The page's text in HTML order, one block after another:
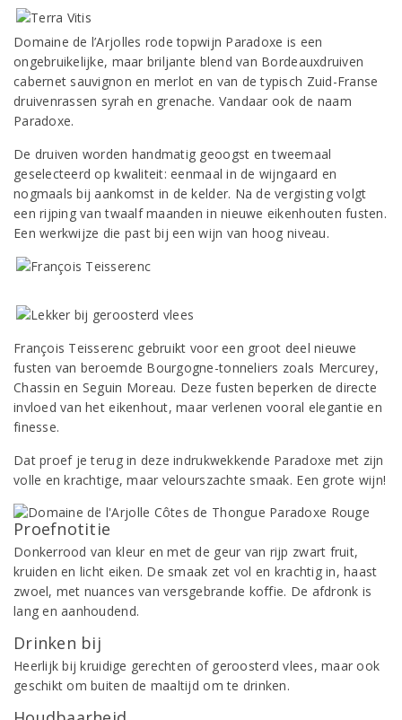
Domaine de l’Arjolles rode topwijn Paradoxe is een
ongebruikelijke, maar briljante blend van Bordeauxdruiven
cabernet sauvignon en merlot en van de typisch Zuid-Franse
druivenrassen syrah en grenache. Vandaar ook de naam
Paradoxe.
De druiven worden handmatig geoogst en tweemaal
geselecteerd op kwaliteit: eenmaal in de wijngaard en
nogmaals bij aankomst in de kelder. Na de vergisting volgt
een rijping van twaalf maanden in nieuwe eikenhouten fusten.
Een werkwijze die past bij een wijn van hoog niveau.
François Teisserenc gebruikt voor een groot deel nieuwe
fusten van beroemde Bourgogne-tonneliers zoals Mercurey,
Chassin en Seguin Moreau. Deze fusten beperken de directe
invloed van het eikenhout, maar verlenen vooral elegantie en
finesse.
Dat proef je terug in deze indrukwekkende Paradoxe met zijn
volle en krachtige, maar velourszachte smaak. Een grote wijn!
Proefnotitie
Donkerrood van kleur en met de geur van rijp zwart fruit,
kruiden en licht eiken. De smaak zet vol en krachtig in, haast
zwoel, met nuances van versgebrande koffie. De afdronk is
lang en aanhoudend.
Drinken bij
Heerlijk bij kruidige gerechten of geroosterd vlees, maar ook
geschikt om buiten de maaltijd om te drinken.